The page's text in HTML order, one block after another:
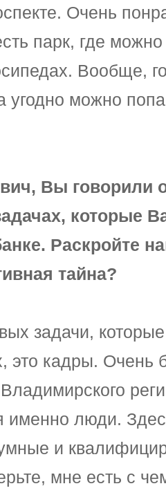
Очень
парк, где можно
Вообще,
угодно можно
Вы говорили
которые
Раскройте
тайна?
задачи,
это кадры. Очень
именно люди.
и
мне есть с